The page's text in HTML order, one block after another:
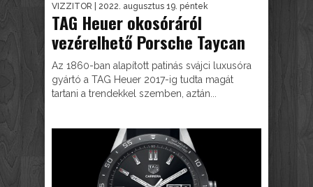
VIZZITOR | 2022. augusztus 19. péntek
TAG Heuer okosóráról
vezérelhető Porsche Taycan
Az 1860-ban alapított patinás svájci luxusóra
gyártó a TAG Heuer 2017-ig tudta magát
tartani a trendekkel szemben, aztán...